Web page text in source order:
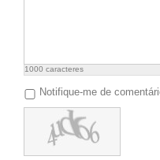
1000 caracteres
Notifique-me de